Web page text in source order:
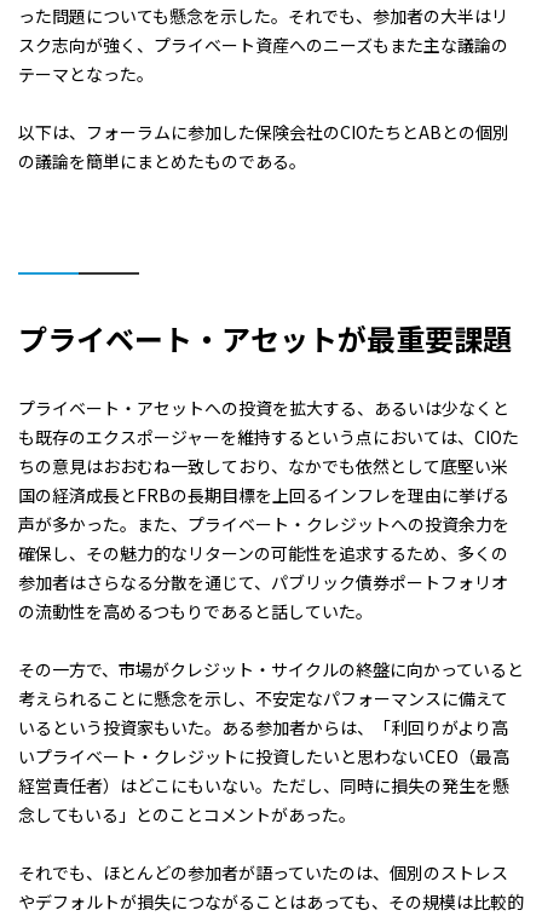
った問題についても懸念を示した。それでも、参加者の大半はリ
スク志向が強く、プライベート資産へのニーズもまた主な議論の
テーマとなった。
以下は、フォーラムに参加した保険会社のCIOたちとABとの個別
の議論を簡単にまとめたものである。
プライベート・アセットが最重要課題
プライベート・アセットへの投資を拡大する、あるいは少なくと
も既存のエクスポージャーを維持するという点においては、CIOた
ちの意見はおおむね一致しており、なかでも依然として底堅い米
国の経済成長とFRBの長期目標を上回るインフレを理由に挙げる
声が多かった。また、プライベート・クレジットへの投資余力を
確保し、その魅力的なリターンの可能性を追求するため、多くの
参加者はさらなる分散を通じて、パブリック債券ポートフォリオ
の流動性を高めるつもりであると話していた。
その一方で、市場がクレジット・サイクルの終盤に向かっていると
考えられることに懸念を示し、不安定なパフォーマンスに備えて
いるという投資家もいた。ある参加者からは、「利回りがより高
いプライベート・クレジットに投資したいと思わないCEO（最高
経営責任者）はどこにもいない。ただし、同時に損失の発生を懸
念してもいる」とのことコメントがあった。
それでも、ほとんどの参加者が語っていたのは、個別のストレス
やデフォルトが損失につながることはあっても、その規模は比較的